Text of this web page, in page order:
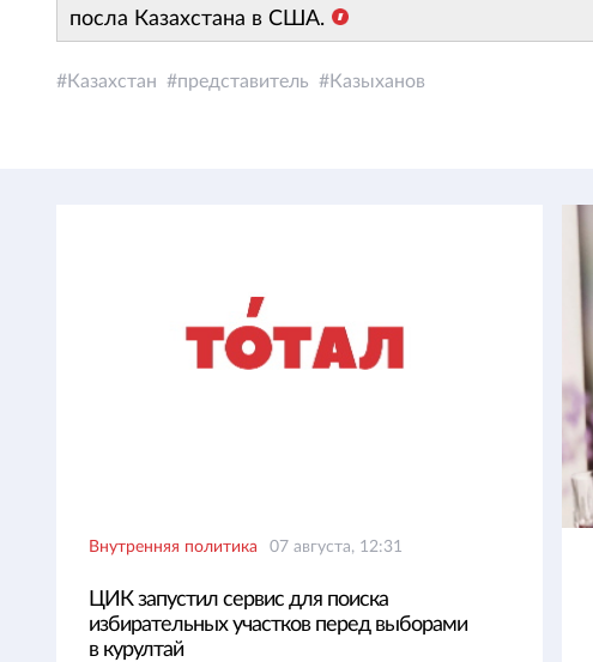
посла Казахстана в США.
Казахстан представитель Казыханов
Внутренняя политика 07 августа, 12:31
ЦИК запустил сервис для поиска
избирательных участков перед выборами
в курултай